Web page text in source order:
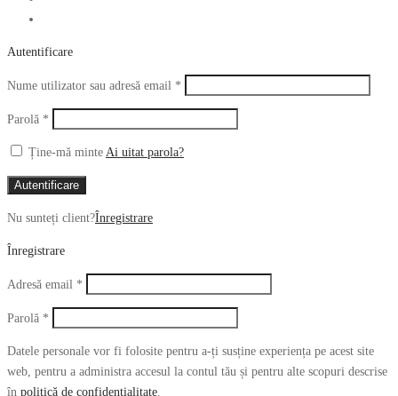
Autentificare
Nume utilizator sau adresă email *
Parolă *
Ține-mă minte Ai uitat parola?
Autentificare
Nu sunteți client?Înregistrare
Înregistrare
Adresă email *
Parolă *
Datele personale vor fi folosite pentru a-ți susține experiența pe acest site
web, pentru a administra accesul la contul tău și pentru alte scopuri descrise
în politică de confidențialitate.